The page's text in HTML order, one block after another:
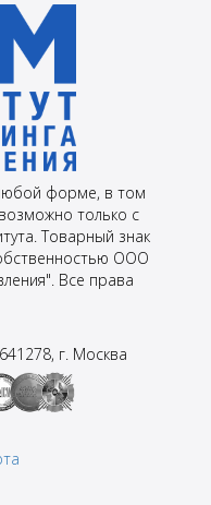
форме, в том
только с
Товарный знак
ООО
Все права
г. Москва